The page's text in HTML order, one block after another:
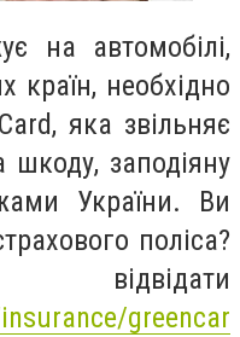
на автомобілі,
країн, необхідно
яка звільняє
шкоду, заподіяну
України. Ви
поліса?
відвідати
greencar